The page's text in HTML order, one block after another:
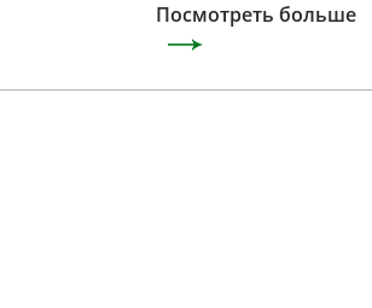
Посмотреть больше